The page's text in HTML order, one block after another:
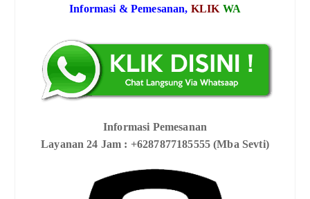
Informasi & Pemesanan, KLIK WA
Informasi Pemesanan
Layanan 24 Jam : +6287877185555 (Mba Sevti)